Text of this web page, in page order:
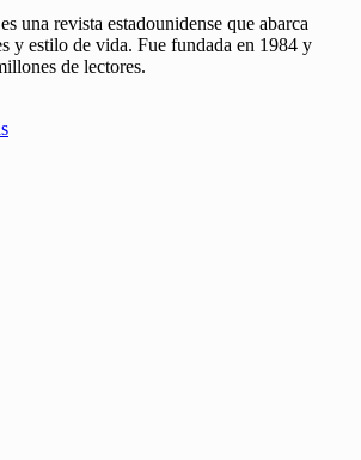
una revista estadounidense que abarca
y estilo de vida. Fue fundada en 1984 y
de lectores.